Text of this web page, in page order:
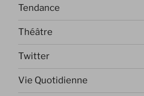
Tendance
Théâtre
Twitter
Vie Quotidienne